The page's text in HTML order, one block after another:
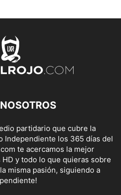
partidario que cubre la
Independiente los 365 días del
te acercamos la mejor
y todo lo que quieras sobre
misma pasión, siguiendo a